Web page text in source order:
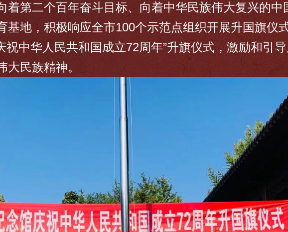
着第二个百年奋斗目标、向着中华民族伟大复兴的中
基地，积极响应全市100个示范点组织开展升国旗仪
祝中华人民共和国成立72周年”升旗仪式，激励和引
民族精神。